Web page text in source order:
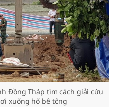
Đồng Tháp tìm cách giải cứu
xuống hố bê tông